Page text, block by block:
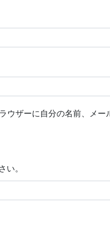
ウザーに自分の名前、メー
い。